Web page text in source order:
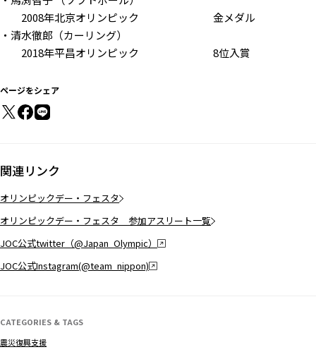
2008年北京オリンピック 金メダル
・清水徹郎（カーリング）
2018年平昌オリンピック 8位入賞
ページをシェア
関連リンク
オリンピックデー・フェスタ
オリンピックデー・フェスタ 参加アスリート一覧
JOC公式twitter（@Japan_Olympic）
JOC公式Instagram(@team_nippon)
CATEGORIES & TAGS
震災復興支援